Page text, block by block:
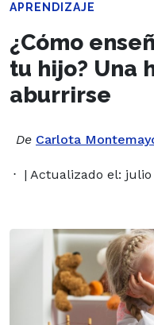
APRENDIZAJE
¿Cómo
tu hijo? Una
aburrirse
De Carlota
| Actualizado el: julio